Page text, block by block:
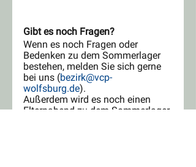
Gibt es noch Fragen?
Wenn es noch Fragen oder
Bedenken zu dem Sommerlager
bestehen, melden Sie sich gerne
bei uns (bezirk@vcp-
wolfsburg.de).
Außerdem wird es noch einen
Elternabend zu dem Sommerlager